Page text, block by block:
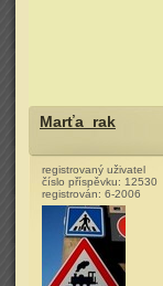
Marťa_rak
registrovaný uživatel
číslo příspěvku: 12530
registrován: 6-2006